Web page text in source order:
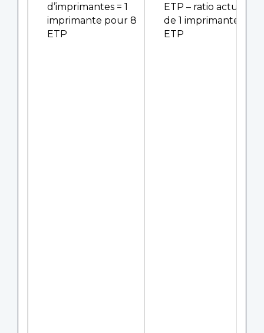
d’imprimantes = 1
imprimante pour 8
ETP
ETP – ratio actuel
de 1 imprimante/8
ETP